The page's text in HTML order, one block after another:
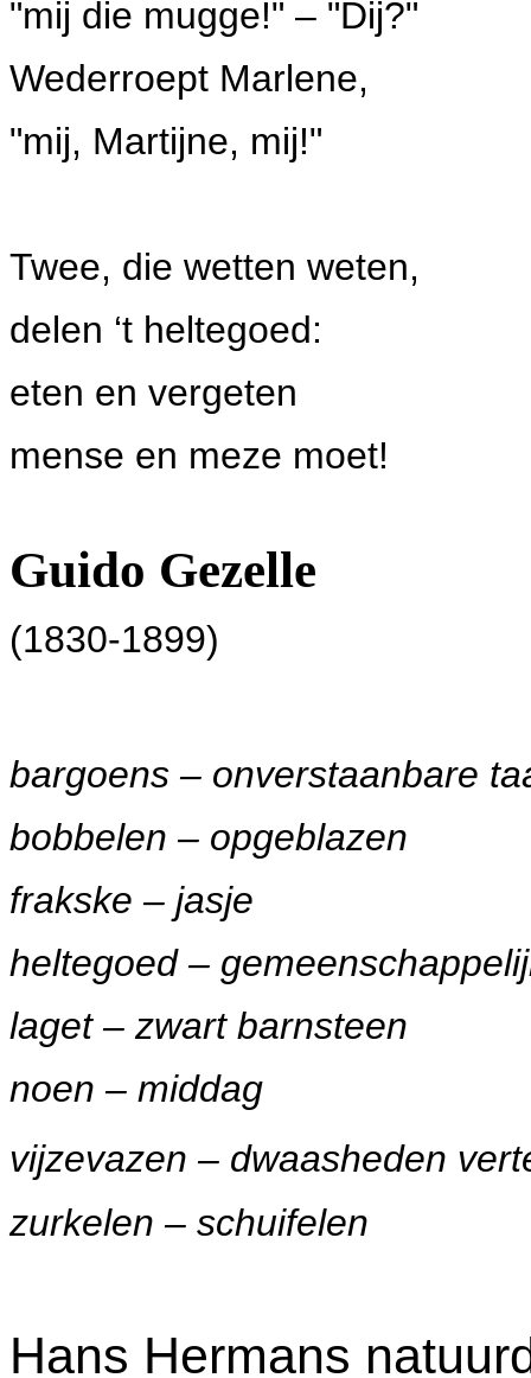
"mij die mugge!" – "Dij?"
Wederroept Marlene,
"mij, Martijne, mij!"
Twee, die wetten weten,
delen ‘t heltegoed:
eten en vergeten
mense en meze moet!
Guido Gezelle
(1830-1899)
bargoens – onverstaanbare
bobbelen – opgeblazen
frakske – jasje
heltegoed –
laget – zwart barnsteen
noen – middag
vijzevazen – dwaasheden
zurkelen – schuifelen
Hans Hermans